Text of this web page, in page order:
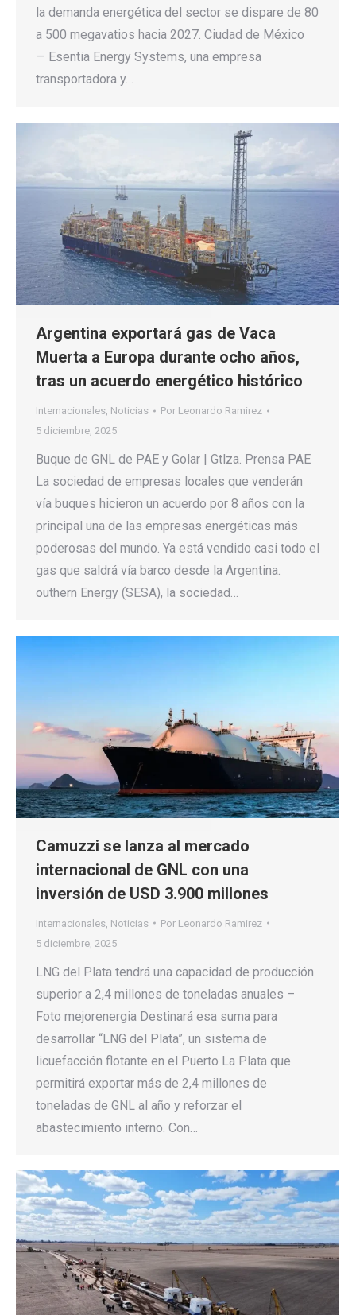
la demanda energética del sector se dispare de 80
a 500 megavatios hacia 2027. Ciudad de México
— Esentia Energy Systems, una empresa
transportadora y…
Argentina exportará gas de Vaca
Muerta a Europa durante ocho años,
tras un acuerdo energético histórico
Internacionales, Noticias Por Leonardo Ramirez
5 diciembre, 2025
Buque de GNL de PAE y Golar | Gtlza. Prensa PAE
La sociedad de empresas locales que venderán
vía buques hicieron un acuerdo por 8 años con la
principal una de las empresas energéticas más
poderosas del mundo. Ya está vendido casi todo el
gas que saldrá vía barco desde la Argentina.
outhern Energy (SESA), la sociedad…
Camuzzi se lanza al mercado
internacional de GNL con una
inversión de USD 3.900 millones
Internacionales Noticias Por Leonardo Ramirez
5 diciembre, 2025
LNG del Plata tendrá una capacidad de producción
superior a 2,4 millones de toneladas anuales –
Foto mejorenergia Destinará esa suma para
desarrollar “LNG del Plata”, un sistema de
licuefacción flotante en el Puerto La Plata que
permitirá exportar más de 2,4 millones de
toneladas de GNL al año y reforzar el
abastecimiento interno. Con…